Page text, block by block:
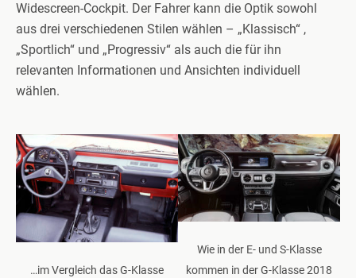
Widescreen-Cockpit. Der Fahrer kann die Optik sowohl
aus drei verschiedenen Stilen wählen – „Klassisch“ ,
„Sportlich“ und „Progressiv“ als auch die für ihn
relevanten Informationen und Ansichten individuell
wählen.
…im Vergleich das G-Klasse
Wie in der E- und S-Klasse
kommen in der G-Klasse 2018